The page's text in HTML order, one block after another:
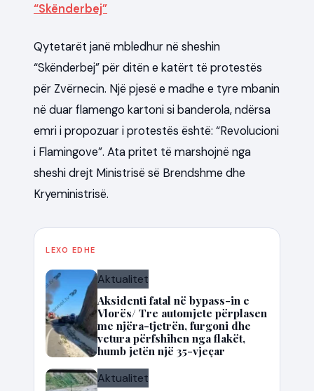
“Skënderbej”
Qytetarët janë mbledhur në sheshin
“Skënderbej” për ditën e katërt të protestës
për Zvërnecin. Një pjesë e madhe e tyre mbanin
në duar flamengo kartoni si banderola, ndërsa
emri i propozuar i protestës është: “Revolucioni
i Flamingove”. Ata pritet të marshojnë nga
sheshi drejt Ministrisë së Brendshme dhe
Kryeministrisë.
LEXO EDHE
Aktualitet
Aksidenti fatal në bypass-in e
Vlorës/ Tre automjete përplasen
me njëra-tjetrën, furgoni dhe
vetura përfshihen nga flakët,
humb jetën një 35-vjeçar
Aktualitet